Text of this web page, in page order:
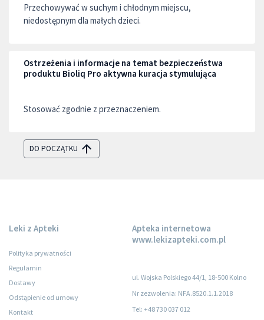
Przechowywać w suchym i chłodnym miejscu,
niedostępnym dla małych dzieci.
Ostrzeżenia i informacje na temat bezpieczeństwa
produktu Bioliq Pro aktywna kuracja stymulująca
Stosować zgodnie z przeznaczeniem.
DO POCZĄTKU
Leki z Apteki
Polityka prywatności
Regulamin
Dostawy
Odstąpienie od umowy
Kontakt
Apteka internetowa
www.lekizapteki.com.pl
ul. Wojska Polskiego 44/1, 18-500 Kolno
Nr zezwolenia: NFA.8520.1.1.2018
Tel: +48 730 037 012